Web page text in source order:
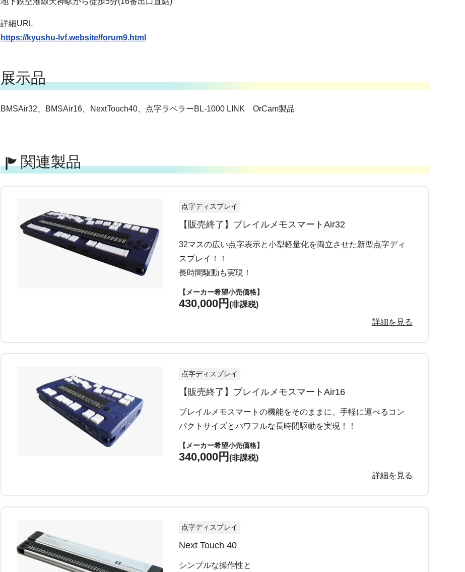
詳細URL
https://kyushu-lvf.website/forum9.html
展示品
BMSAir32、BMSAir16、NextTouch40、点字ラベラーBL-1000 LINK OrCam製品
関連製品
点字ディスプレイ
【販売終了】ブレイルメモスマートAir32
32マスの広い点字表示と小型軽量化を両立させた新型点字ディ
スプレイ！！
長時間駆動も実現！
【メーカー希望小売価格】
430,000円(非課税)
詳細を見る
点字ディスプレイ
【販売終了】ブレイルメモスマートAir16
ブレイルメモスマートの機能をそのままに、手軽に運べるコン
パクトサイズとパワフルな長時間駆動を実現！！
【メーカー希望小売価格】
340,000円(非課税)
詳細を見る
点字ディスプレイ
Next Touch 40
シンプルな操作性と